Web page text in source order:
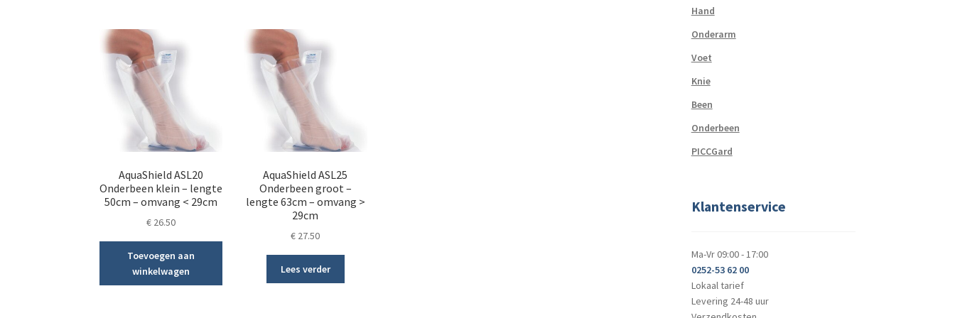
AquaShield ASL20
Onderbeen klein – lengte
50cm – omvang < 29cm
€ 26.50
Toevoegen aan
winkelwagen
AquaShield ASL25
Onderbeen groot –
lengte 63cm – omvang >
29cm
€ 27.50
Lees verder
Hand
Onderarm
Voet
Knie
Been
Onderbeen
PICCGard
Klantenservice
Ma-Vr 09:00 - 17:00
0252-53 62 00
Lokaal tarief
Levering 24-48 uur